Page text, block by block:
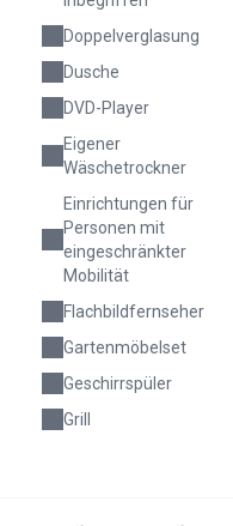
Doppelverglasung
Dusche
DVD-Player
Eigener
Wäschetrockner
Einrichtungen für
Personen mit
eingeschränkter
Mobilität
Flachbildfernseher
Gartenmöbelset
Geschirrspüler
Grill